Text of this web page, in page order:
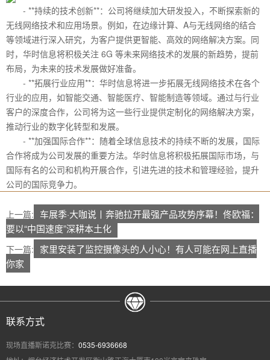
- **持续的技术创新**：公司将继续加大研发投入，不断探索新的
无线网络技术和应用场景。例如，在边缘计算、A与无线网络的结合
等领域进行深入研究，为客户提供更智能、高效的网络解决方案。同
时，华时信息将积极关注 6G 等未来网络技术的发展的新趋势，提前
布局，为未来的技术发展做好准备。
- **拓展行业应用**：华时信息将进一步拓展无线网络技术在各个
行业的应用，如智能交通、智能医疗、智能制造等领域。通过与行业
客户的深度合作，公司将为这一些行业提供定制化的网络解决方案，
推动行业的数字化转型和发展。
- **加强国际合作**：随着全球信息技术的持续不断的发展，国际
合作将成为公司发展的重要方法。华时信息将积极拓展国际市场，与
国际有名的公司和机构开展合作，引进先进的技术和管理经验，提升
公司的国际竞争力。
上一篇: 车展季·大咖说丨奔驰拉开最强产品攻势序幕！佟欧福：
要以“中国速度”深耕本土化
下一篇: 家里安装了监控摄像头的人小心！有人可能在网上直播
你家
联系方式
现场直播斯诺克比赛： 0535-6936668